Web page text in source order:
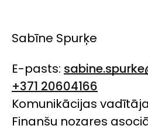
Sabīne Spurķe
E-pasts:
+371 20604166
Komunikācijas vadītāja
Finanšu nozares